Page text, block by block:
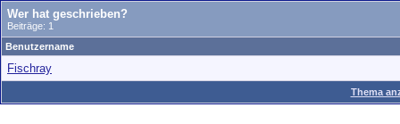
Wer hat geschrieben?
Beiträge: 1
Benutzername
Fischray
Thema